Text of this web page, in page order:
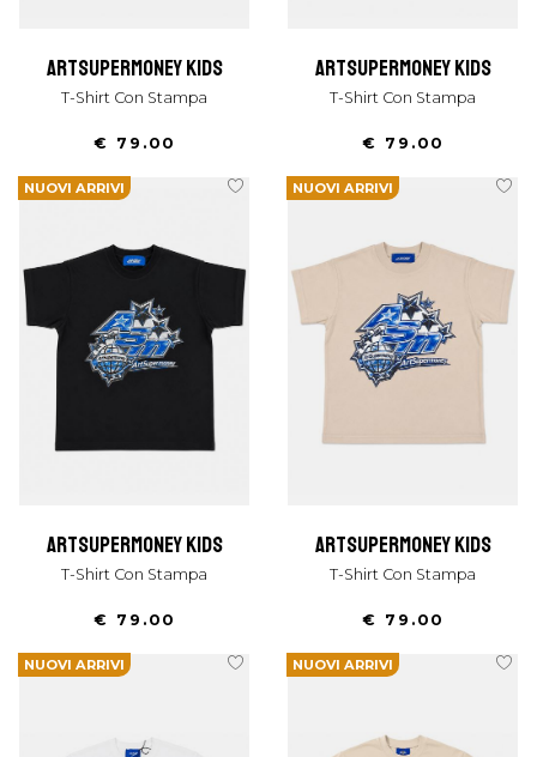
artsupermoney kids
T-Shirt Con Stampa
€ 79.00
artsupermoney kids
T-Shirt Con Stampa
€ 79.00
NUOVI ARRIVI
artsupermoney kids
T-Shirt Con Stampa
€ 79.00
NUOVI ARRIVI
artsupermoney kids
T-Shirt Con Stampa
€ 79.00
NUOVI ARRIVI NUOVI ARRIVI